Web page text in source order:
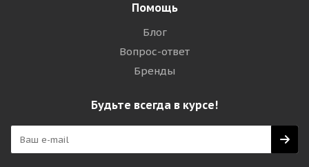
Помощь
Блог
Вопрос-ответ
Бренды
Будьте всегда в курсе!